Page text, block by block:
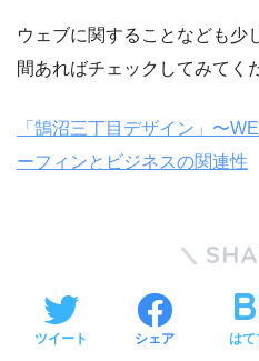
ウェブに関することなども少
間あればチェックしてみてく
「鵠沼三丁目デザイン」〜
ーフィンとビジネスの関連性
ツイート シェア はて